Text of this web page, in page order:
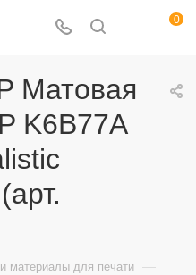
0
Матовая
K6B77A
материалы для печати —